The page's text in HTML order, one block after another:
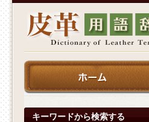
キーワードから検索する